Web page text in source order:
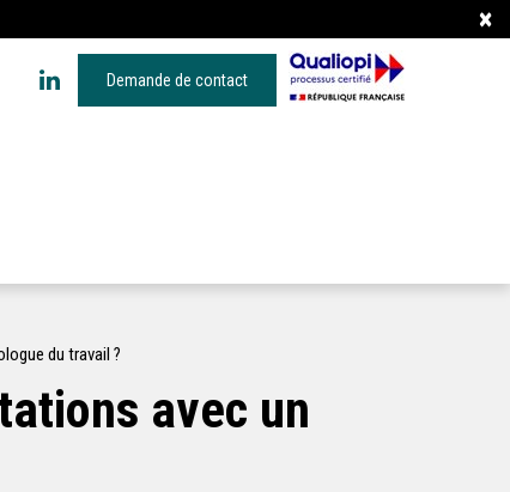
×
Demande de contact
du travail ?
avec un